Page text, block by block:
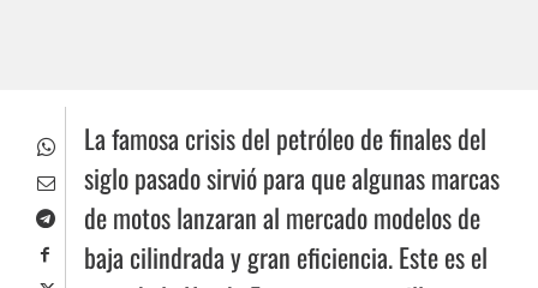
La famosa crisis del petróleo de finales del
siglo pasado sirvió para que algunas marcas
de motos lanzaran al mercado modelos de
baja cilindrada y gran eficiencia. Este es el